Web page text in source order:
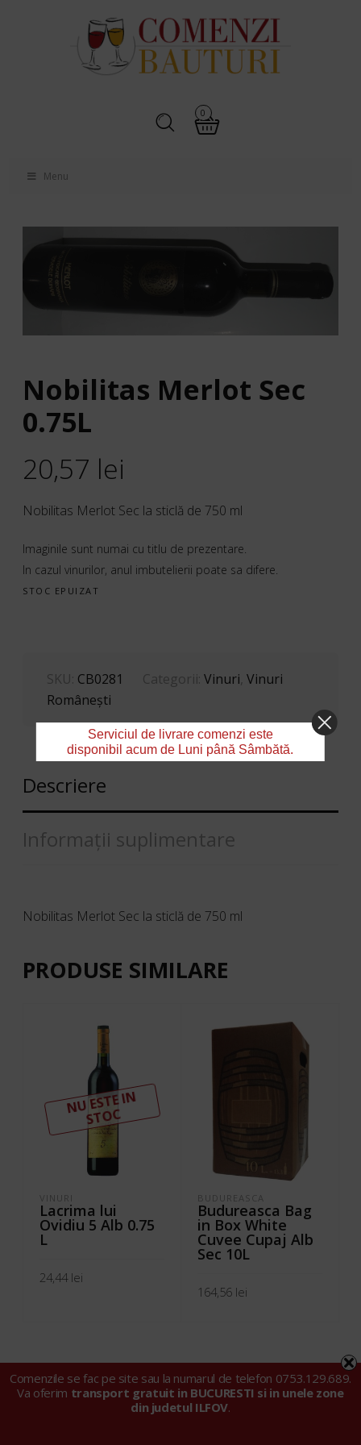
0
Menu
Nobilitas Merlot Sec
0.75L
20,57 lei
Nobilitas Merlot Sec la sticlă de 750 ml
Imaginile sunt numai cu titlu de prezentare.
In cazul vinurilor, anul imbutelierii poate sa difere.
STOC EPUIZAT
SKU: CB0281 Categorii:Vinuri ,Vinuri
Româneşti
Descriere
Informații suplimentare
Nobilitas Merlot Sec la sticlă de 750 ml
PRODUSE SIMILARE
N
U ESTE I
N
ST
OC
VINURI
Lacrima lui
Ovidiu 5 Alb 0.75
L
24,44 lei
BUDUREASCA
Budureasca Bag
in Box White
Cuvee Cupaj Alb
Sec 10L
164,56 lei
Comenzile se fac pe site sau la numarul de telefon 0753.129.689.
Va oferim transport gratuit in BUCURESTI si in unele zone
din judetul ILFOV.
Serviciul de livrare comenzi este
disponibil acum de Luni până Sâmbătă.